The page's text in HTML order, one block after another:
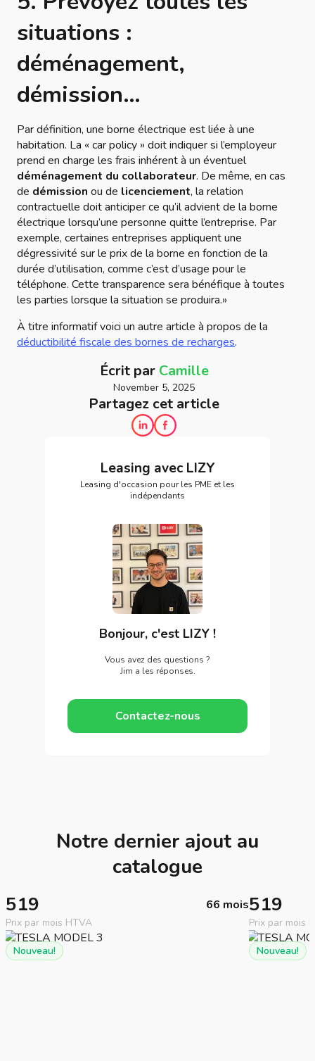
situations :
déménagement,
démission…
Par définition, une borne électrique est liée à une
habitation. La « car policy » doit indiquer si l’employeur
prend en charge les frais inhérent à un éventuel
déménagement du collaborateur. De même, en cas
de démission ou de licenciement, la relation
contractuelle doit anticiper ce qu’il advient de la borne
électrique lorsqu’une personne quitte l’entreprise. Par
exemple, certaines entreprises appliquent une
dégressivité sur le prix de la borne en fonction de la
durée d’utilisation, comme c’est d’usage pour le
téléphone. Cette transparence sera bénéfique à toutes
les parties lorsque la situation se produira.»
À titre informatif voici un autre article à propos de la
déductibilité fiscale des bornes de recharges.
Écrit par Camille
November 5, 2025
Partagez cet article
Leasing avec LIZY
Leasing d'occasion pour les PME et les
indépendants
Bonjour, c'est LIZY !
Vous avez des questions ?
Jim a les réponses.
Contactez-nous
Notre dernier ajout au
catalogue
519 66 mois
Prix par mois HTVA
Nouveau!
519
Prix par mois
Nouveau!